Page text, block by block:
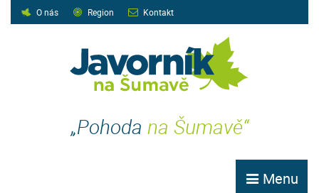
O nás Region Kontakt
„Pohoda na Šumavě“
Menu